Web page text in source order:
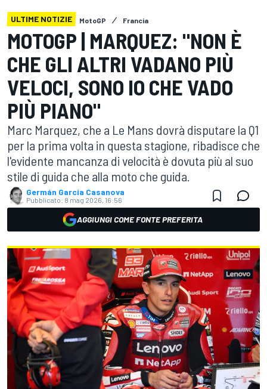
ULTIME NOTIZIE MotoGP Francia
MOTOGP | MARQUEZ: "NON È
CHE GLI ALTRI VADANO PIÙ
VELOCI, SONO IO CHE VADO
PIÙ PIANO"
Marc Marquez, che a Le Mans dovrà disputare la Q1
per la prima volta in questa stagione, ribadisce che
l'evidente mancanza di velocità è dovuta più al suo
stile di guida che alla moto che guida.
Germán Garcia Casanova
Pubblicato: 8 mag 2026, 16:56
AGGIUNGI COME FONTE PREFERITA